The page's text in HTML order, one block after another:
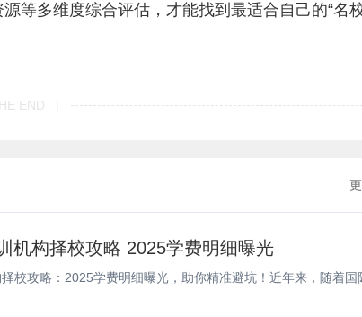
等多维度综合评估，才能找到最适合自己的“名
END |
机构择校攻略 2025学费明细曝光
校攻略：2025学费明细曝光，助你精准避坑！近年来，随着国